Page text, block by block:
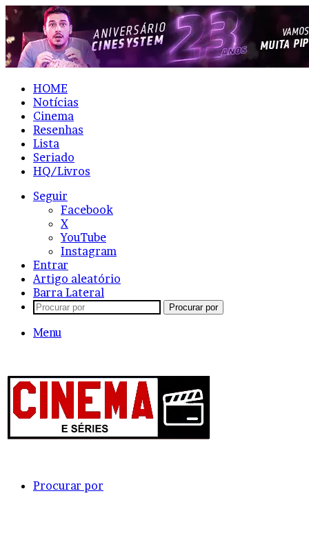
HOME
Notícias
Cinema
Resenhas
Lista
Seriado
HQ/Livros
Seguir
Facebook
X
YouTube
Instagram
Entrar
Artigo aleatório
Barra Lateral
Procurar por
Menu
Procurar por